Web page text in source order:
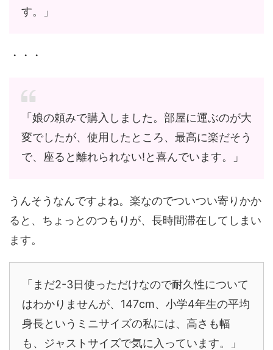
す。」
・・・
「娘の頼みで購入しました。部屋に運ぶのが大
変でしたが、使用したところ、最高に楽だそう
で、座ると離れられない!と喜んでいます。」
うんそうなんですよね。楽なのでついつい寄りかか
ると、ちょっとのつもりが、長時間滞在してしまい
ます。
「まだ2-3日使っただけなので耐久性について
はわかりませんが、147cm、小学4年生の平均
身長というミニサイズの私には、高さも幅
も、ジャストサイズで気に入っています。」